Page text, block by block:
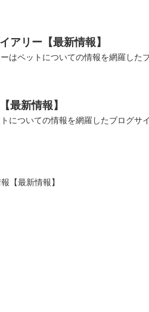
アリー【最新情報】
はペットについての情報を網羅し
最新情報】
についての情報を網羅したブログ
【最新情報】